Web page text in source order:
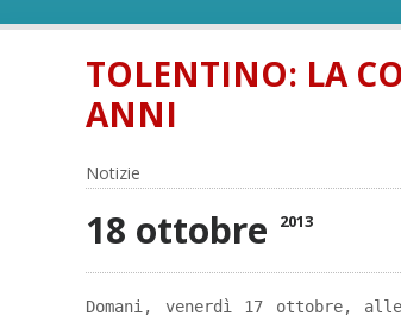
TOLENTINO: LA
ANNI
Notizie
18 ottobre 2013
Domani, venerdì 17 ottobre,